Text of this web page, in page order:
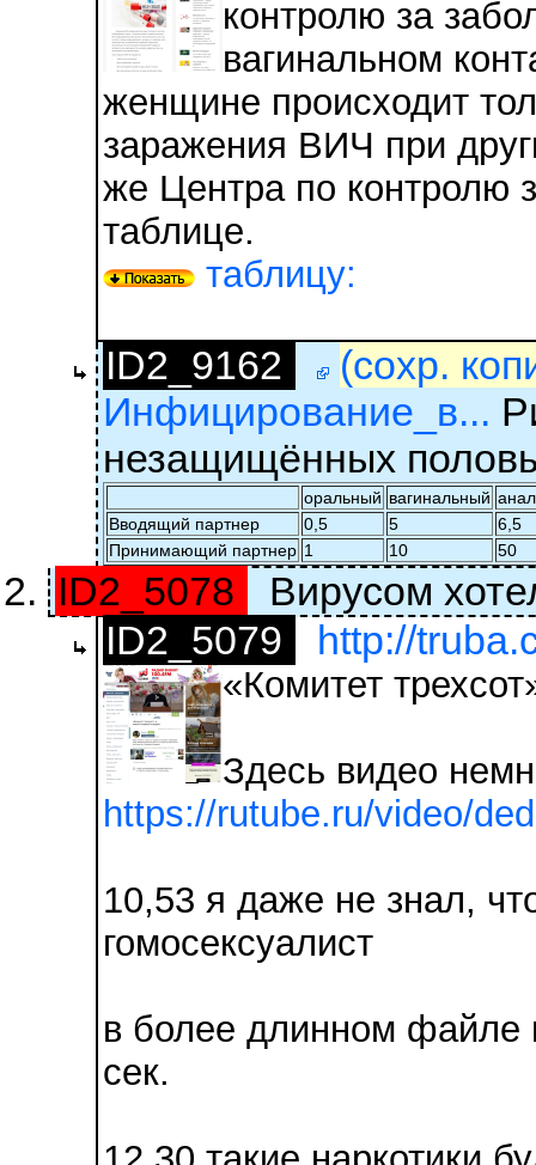
контролю за
вагинальном
женщине происходит
заражения ВИЧ при
же Центра по контролю
таблице.
таблицу:
ID2_9162
(сохр.
Инфицирование_в...
незащищённых
оральный вагинальный
Вводящий партнер
0,5 5
6,5
Принимающий партнер 1 10 50
ID2_5078
Вирусом
ID2_5079
http://
«Комитет
Здесь видео
https://rutube.ru/video/
10,53 я даже не знал,
гомосексуалист
в более длинном файле
сек.